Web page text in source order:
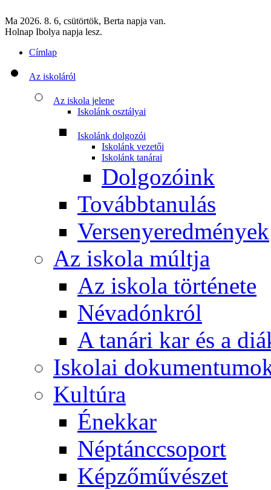
Ma 2026. 8. 6, csütörtök, Berta napja van.
Holnap Ibolya napja lesz.
Címlap
Az iskoláról
Az iskola jelene
Iskolánk osztályai
Iskolánk dolgozói
Iskolánk vezetői
Iskolánk tanárai
Dolgozóink
Továbbtanulás
Versenyeredmények
Az iskola múltja
Az iskola története
Névadónkról
A tanári kar és a
Iskolai
Kultúra
Énekkar
Néptánccsoport
Képzőművészet